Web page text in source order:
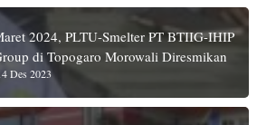
2024, PLTU-Smelter PT BTIIG-IHIP
di Topogaro Morowali Diresmikan
Des 2023